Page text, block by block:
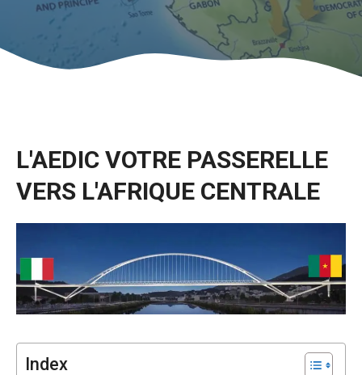
L'AEDIC VOTRE PASSERELLE
VERS L'AFRIQUE CENTRALE
Index